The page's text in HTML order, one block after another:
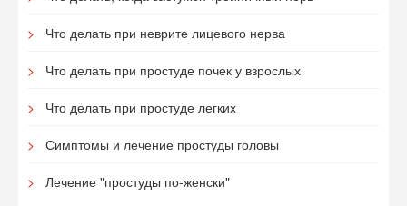
Что делать при неврите лицевого нерва
Что делать при простуде почек у взрослых
Что делать при простуде легких
Симптомы и лечение простуды головы
Лечение "простуды по-женски"